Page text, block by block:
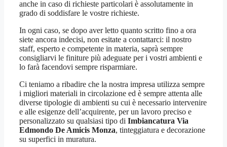
anche in caso di richieste particolari è assolutamente in
grado di soddisfare le vostre richieste.
In ogni caso, se dopo aver letto quanto scritto fino a ora
siete ancora indecisi, non esitate a contattarci: il nostro
staff, esperto e competente in materia, saprà sempre
consigliarvi le finiture più adeguate per i vostri ambienti e
lo farà facendovi sempre risparmiare.
Ci teniamo a ribadire che la nostra impresa utilizza sempre
i migliori materiali in circolazione ed è sempre attenta alle
diverse tipologie di ambienti su cui è necessario intervenire
e alle esigenze dell’acquirente, per un lavoro preciso e
personalizzato su qualsiasi tipo di Imbiancatura Via
Edmondo De Amicis Monza, tinteggiatura e decorazione
su superfici in muratura.